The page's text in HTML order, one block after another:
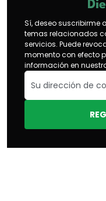
Sí, deseo suscribirme
temas relacionados
servicios. Puede
momento con efecto
información en